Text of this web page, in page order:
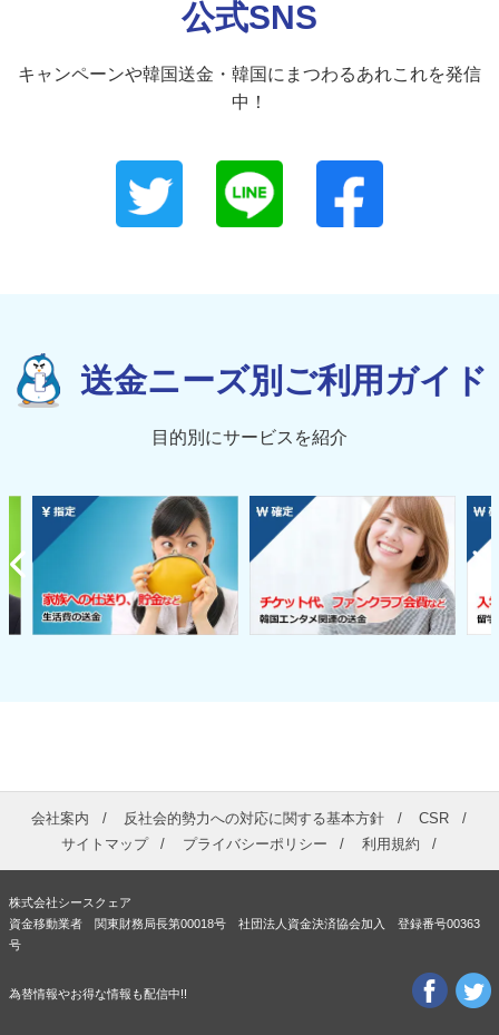
公式SNS
キャンペーンや韓国送金・韓国にまつわるあれこれを発信
中！
送金ニーズ別ご利用ガイド
目的別にサービスを紹介
会社案内 反社会的勢力への対応に関する基本方針
CSR
サイトマップ
プライバシーポリシー 利用規約
株式会社シースクェア
資金移動業者 関東財務局長第00018号 社団法人資金決済協会加入 登録番号00363
号
為替情報やお得な情報も配信中!!